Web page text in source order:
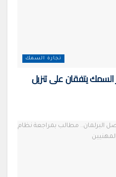
تجارة السمك
السمك يتفقان على تنزيل